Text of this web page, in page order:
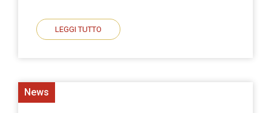
LEGGI TUTTO
News